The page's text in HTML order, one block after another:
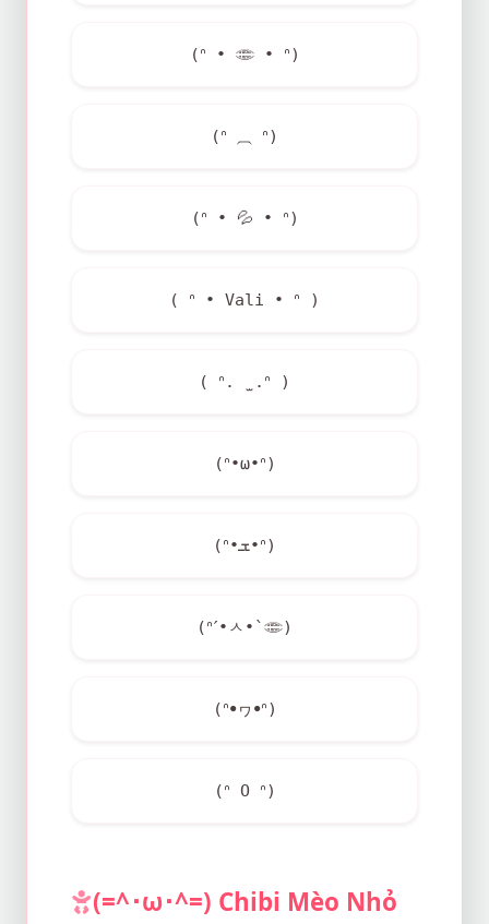
(ᐢ • 𓂏 • ᐢ)
(ᐢ ⏠ ᐢ)
(ᐢ • 💦 • ᐢ)
( ᐢ • Vali • ᐢ )
( ᐢ. ̫ .ᐢ )
(ᐢ•ω•ᐢ)
(ᐢ•ܫ•ᐢ)
(ᐢˊ•ㅅ•`𓂏)
(ᐢꔷヮꔷᐢ)
(ᐢ O ᐢ)
(=^･ω･^=) Chibi Mèo Nhỏ